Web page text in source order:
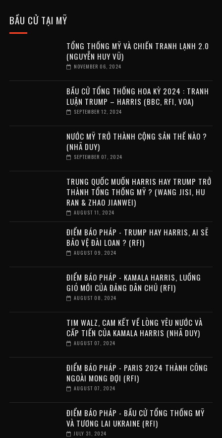
BẦU CỬ TẠI MỸ
TỔNG THỐNG MỸ VÀ CHIẾN TRANH LẠNH 2.0
(NGUYỄN HUY VŨ)
NOVEMBER 06, 2024
BẦU CỬ TỔNG THỐNG HOA KỲ 2024 : TRANH
LUẬN TRUMP – HARRIS (BBC, RFI, VOA)
SEPTEMBER 12, 2024
NƯỚC MỸ TRỞ THÀNH CỘNG SẢN THẾ NÀO ?
(NHÃ DUY)
SEPTEMBER 07, 2024
TRUNG QUỐC MUỐN HARRIS HAY TRUMP TRỞ
THÀNH TỔNG THỐNG MỸ ? (WANG JISI, HU
RAN & ZHAO JIANWEI)
AUGUST 11, 2024
ĐIỂM BÁO PHÁP - TRUMP HAY HARRIS, AI SẼ
BẢO VỆ ĐÀI LOAN ? (RFI)
AUGUST 09, 2024
ĐIỂM BÁO PHÁP - KAMALA HARRIS, LUỒNG
GIÓ MỚI CỦA ĐẢNG DÂN CHỦ (RFI)
AUGUST 08, 2024
TIM WALZ, CAM KẾT VỀ LÒNG YÊU NƯỚC VÀ
CẤP TIẾN CỦA KAMALA HARRIS (NHÃ DUY)
AUGUST 07, 2024
ĐIỂM BÁO PHÁP - PARIS 2024 THÀNH CÔNG
NGOÀI MONG ĐỢI (RFI)
AUGUST 07, 2024
ĐIỂM BÁO PHÁP - BẦU CỬ TỔNG THỐNG MỸ
VÀ TƯƠNG LAI UKRAINE (RFI)
JULY 31, 2024